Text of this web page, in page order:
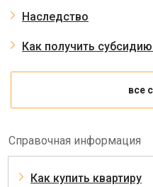
Наследство
Как получить
все
Справочная информация
Как купить квартиру